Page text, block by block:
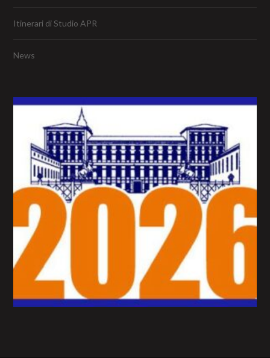
Itinerari di Studio APR
News